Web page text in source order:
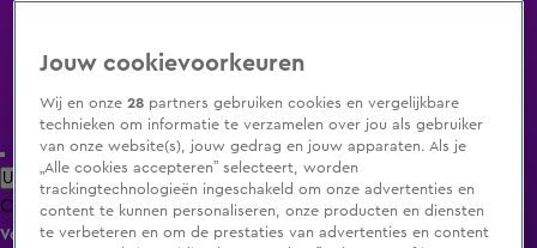
Uitzending Gemist Populaire programma's Zenders Genres
ClipsFilmsRadioSmart TV inlogShop
Volg KIJK
Jouw cookievoorkeuren
Wij en onze28 partners gebruiken cookies en vergelijkbare
technieken om informatie te verzamelen over jou als gebruiker
van onze website(s), jouw gedrag en jouw apparaten. Als je
„Alle cookies accepteren” selecteert, worden
trackingtechnologieën ingeschakeld om onze advertenties en
content te kunnen personaliseren, onze producten en diensten
te verbeteren en om de prestaties van advertenties en content